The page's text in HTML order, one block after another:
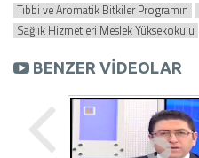
Tıbbi ve Aromatik Bitkiler Programın
Sağlık Hizmetleri Meslek Yüksekokulu
BENZER VİDEOLAR